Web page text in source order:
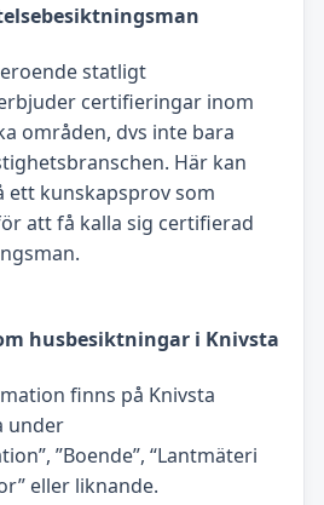
statligt
certifieringar inom
områden, dvs inte bara
Här kan
ett kunskapsprov som
att få kalla sig certifierad
husbesiktningar i Knivsta
finns på Knivsta
under
”Boende”, “Lantmäteri
eller liknande.